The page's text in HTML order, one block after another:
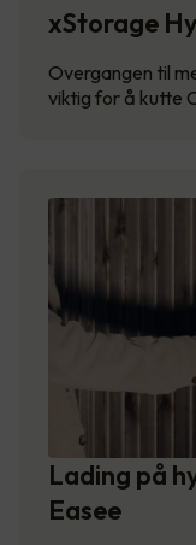
xStorage
Overgangen til
viktig for å kutte
Lading på
Easee